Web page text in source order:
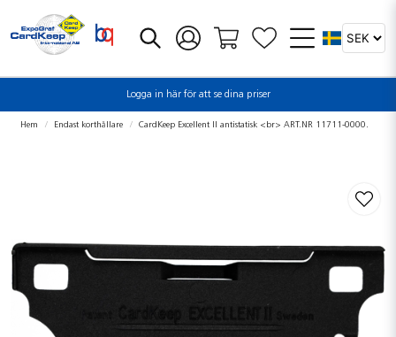
Logga in här för att se dina priser
Hem Endast korthållare CardKeep Excellent II antistatisk <br> ART.NR 11711-0000.